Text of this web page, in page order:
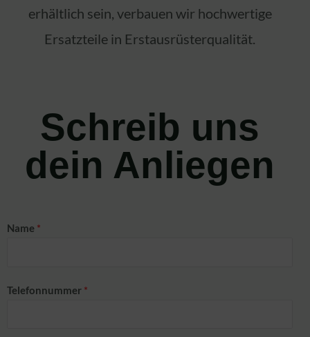
erhältlich sein, verbauen wir hochwertige
Ersatzteile in Erstausrüsterqualität.
Schreib uns
dein Anliegen
Name *
Telefonnummer *